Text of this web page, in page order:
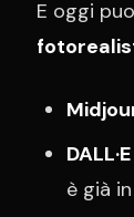
E oggi
DALL·E
è già